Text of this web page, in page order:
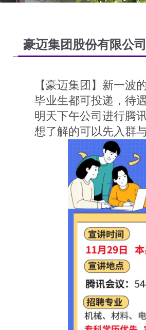
豪迈集团股份有限公
【豪迈集团】新一波的
毕业生都可投递，待遇
明天下午公司进行腾讯
想了解的可以先入群与